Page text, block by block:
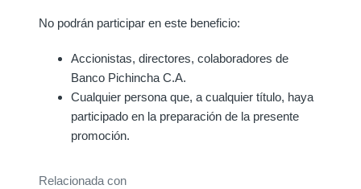
No podrán participar en este beneficio:
Accionistas, directores, colaboradores de
Banco Pichincha C.A.
Cualquier persona que, a cualquier título, haya
participado en la preparación de la presente
promoción.
Relacionada con